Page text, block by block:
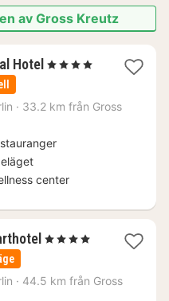
av Gross Kreutz
Hotel 1
1817
, 4 Stjärnor
· 33.2 km från Gross
center
1
878
, 4 Stjärnor
· 44.5 km från Gross